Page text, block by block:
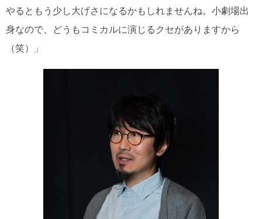
やるともう少し大げさになるかもしれませんね。小劇場出
身なので、どうもコミカルに演じるクセがありますから
（笑）」